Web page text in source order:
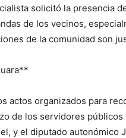
solicitó la presencia
de los vecinos,
de la comunidad son
actos organizados para
de los servidores
y el diputado